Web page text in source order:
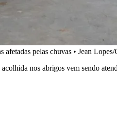
afetadas pelas chuvas • Jean
nos abrigos vem sendo